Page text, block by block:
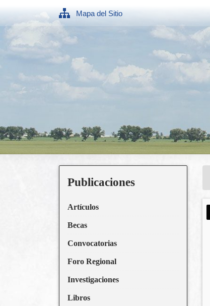
Mapa del Sitio
Publicaciones
Artículos
Becas
Convocatorias
Foro Regional
Investigaciones
Libros